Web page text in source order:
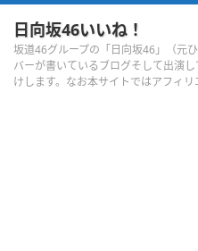
日向坂46いいね！
坂道46グループの「日向坂46」（元
バーが書いているブログそして出演
けします。なお本サイトではアフィリ